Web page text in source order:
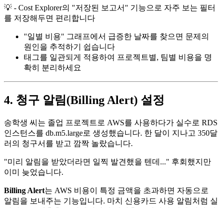
💡 - Cost Explorer의 "저장된 보고서" 기능으로 자주 보는 필터
를 저장해두면 편리합니다
"일별 비용" 그래프에서 급증한 날짜를 찾으면 문제의
원인을 추적하기 쉽습니다
태그를 일관되게 적용하여 프로젝트별, 팀별 비용을 명
확히 분리하세요
4. 청구 알림(Billing Alert) 설정
송학생 씨는 졸업 프로젝트로 AWS를 사용하다가 실수로 RDS
인스턴스를 db.m5.large로 생성했습니다. 한 달이 지나고 350달
러의 청구서를 받고 깜짝 놀랐습니다.
"미리 알림을 받았더라면 일찍 발견했을 텐데..." 후회했지만
이미 늦었습니다.
Billing Alert는 AWS 비용이 특정 금액을 초과하면 자동으로
알림을 보내주는 기능입니다. 마치 신용카드 사용 알림처럼 실